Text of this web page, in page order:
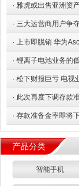
· 雅虎或出售亚洲资
· 三大运营商用户争
· 上市即脱销 华为
· 锂离子电池业务的
· 松下财报巨亏 电视
· 此次再度下调存款
· 存款准备金率即将
产品分类
智能手机